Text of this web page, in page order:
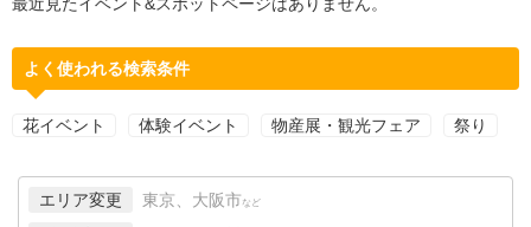
よく使われる検索条件
花イベント 体験イベント 物産展・観光フェア 祭り
エリア変更 東京、大阪市 など